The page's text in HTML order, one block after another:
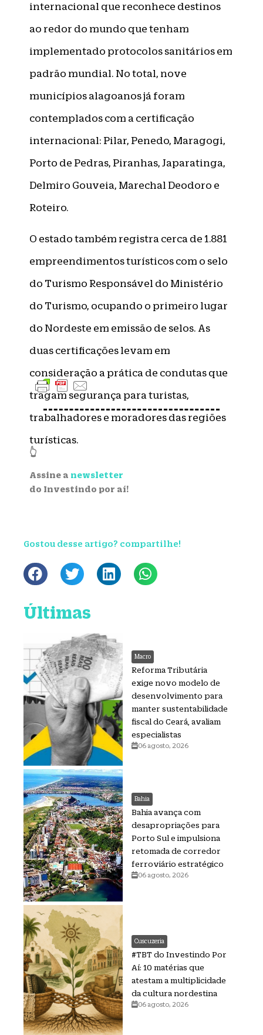
internacional que reconhece destinos
ao redor do mundo que tenham
implementado protocolos sanitários em
padrão mundial. No total, nove
municípios alagoanos já foram
contemplados com a certificação
internacional: Pilar, Penedo, Maragogi,
Porto de Pedras, Piranhas, Japaratinga,
Delmiro Gouveia, Marechal Deodoro e
Roteiro.
O estado também registra cerca de 1.881
empreendimentos turísticos com o selo
do Turismo Responsável do Ministério
do Turismo, ocupando o primeiro lugar
do Nordeste em emissão de selos. As
duas certificações levam em
consideração a prática de condutas que
tragam segurança para turistas,
trabalhadores e moradores das regiões
turísticas.
👆
Assine a newsletter
do Investindo por aí!
Gostou desse artigo? compartilhe!
Últimas
Macro
Reforma Tributária
exige novo modelo de
desenvolvimento para
manter sustentabilidade
fiscal do Ceará, avaliam
especialistas
06 agosto, 2026
Bahia
Bahia avança com
desapropriações para
Porto Sul e impulsiona
retomada de corredor
ferroviário estratégico
06 agosto, 2026
Cuscuzeria
#TBT do Investindo Por
Aí: 10 matérias que
atestam a multiplicidade
da cultura nordestina
06 agosto, 2026